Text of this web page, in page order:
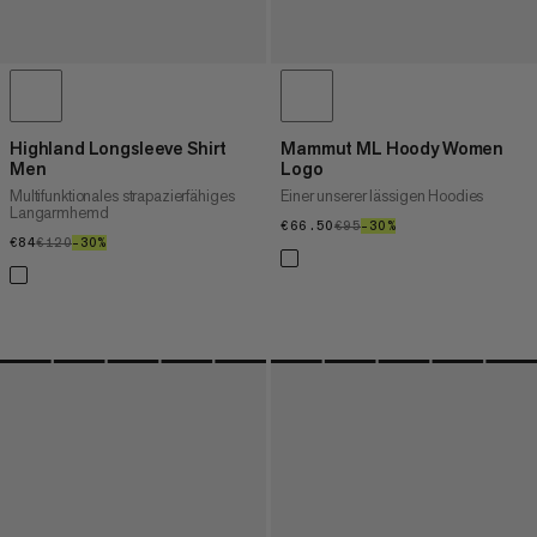
Highland Longsleeve Shirt
Men
Multifunktionales strapazierfähiges
Langarmhemd
€84€84
€120€120
–30%
Mammut ML Hoody Women
Logo
Einer unserer lässigen Hoodies
€66.50€66.50
€95€95
–30%30%